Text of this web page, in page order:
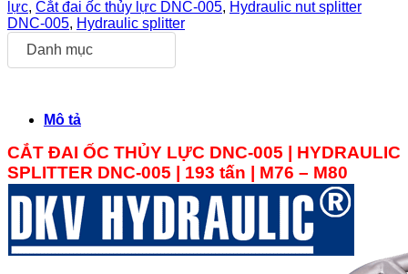
lực, Cắt đai ốc thủy lực DNC-005, Hydraulic nut splitter
DNC-005, Hydraulic splitter
Danh mục
Mô tả
CẮT ĐAI ỐC THỦY LỰC DNC-005 | HYDRAULIC
SPLITTER DNC-005 | 193 tấn | M76 – M80